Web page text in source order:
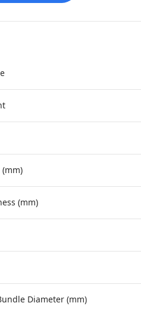
(mm)
Diameter (mm)